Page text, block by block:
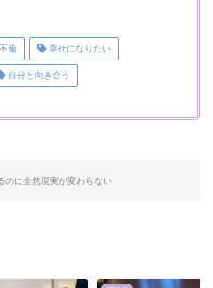
倫 幸せになりたい
自分と向き合う
のに全然現実が変わらない